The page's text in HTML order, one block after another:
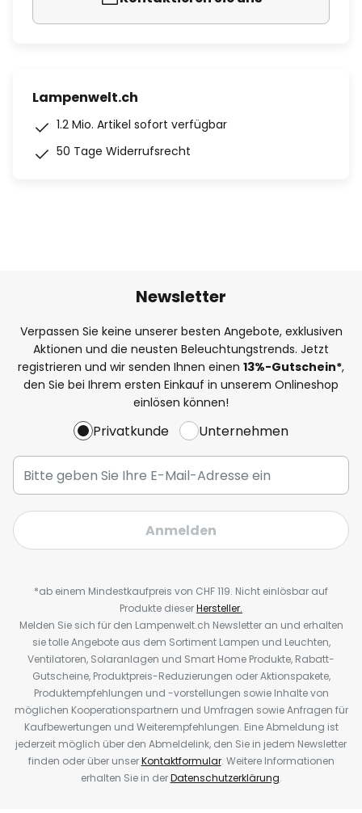
Lampenwelt.ch
1.2 Mio. Artikel sofort verfügbar
50 Tage Widerrufsrecht
Newsletter
Verpassen Sie keine unserer besten Angebote, exklusiven
Aktionen und die neusten Beleuchtungstrends. Jetzt
registrieren und wir senden Ihnen einen 13%-Gutschein*,
den Sie bei Ihrem ersten Einkauf in unserem Onlineshop
einlösen können!
Privatkunde Unternehmen
Anmelden
*ab einem Mindestkaufpreis von CHF 119. Nicht einlösbar auf
Produkte dieserHersteller.
Melden Sie sich für den Lampenwelt.ch Newsletter an und erhalten
sie tolle Angebote aus dem Sortiment Lampen und Leuchten,
Ventilatoren, Solaranlagen und Smart Home Produkte, Rabatt-
Gutscheine, Produktpreis-Reduzierungen oder Aktionspakete,
Produktempfehlungen und -vorstellungen sowie Inhalte von
möglichen Kooperationspartnern und Umfragen sowie Anfragen für
Kaufbewertungen und Weiterempfehlungen. Eine Abmeldung ist
jederzeit möglich über den Abmeldelink, den Sie in jedem Newsletter
finden oder über unserKontaktformular. Weitere Informationen
erhalten Sie in derDatenschutzerklärung.